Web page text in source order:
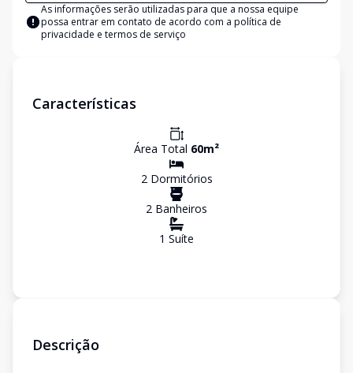
As informações serão utilizadas para que a nossa equipe
possa entrar em contato de acordo com a política de
privacidade e termos de serviço
Características
Área Total 60m²
2Dormitórios
2 Banheiros
1 Suíte
Descrição